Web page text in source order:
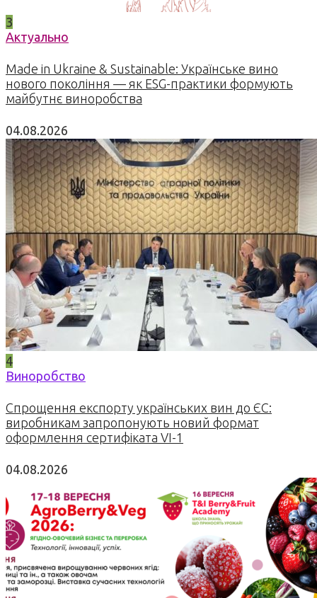
3
Актуально
Made in Ukraine & Sustainable: Українське вино
нового покоління — як ESG-практики формують
майбутнє виноробства
04.08.2026
4
Виноробство
Спрощення експорту українських вин до ЄС:
виробникам запропонують новий формат
оформлення сертифіката VI-1
04.08.2026